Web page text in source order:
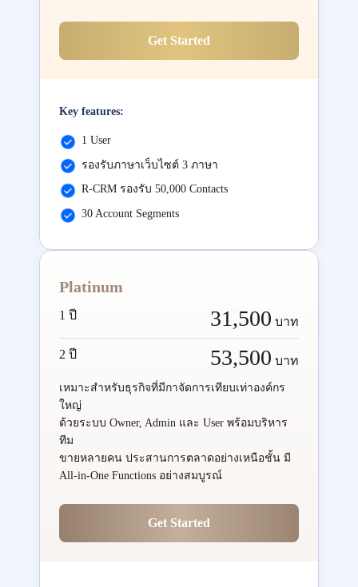
Get Started
Key features:
1 User
รองรับภาษาเว็บไซต์ 3 ภาษา
R-CRM รองรับ 50,000 Contacts
30 Account Segments
Platinum
1 ปี 31,500 บาท
2 ปี 53,500 บาท
เหมาะสำหรับธุรกิจที่มีกาจัดการเทียบเท่าองค์กร
ใหญ่
ด้วยระบบ Owner, Admin และ User พร้อมบริหาร
ทีม
ขายหลายคน ประสานการตลาดอย่างเหนือชั้น มี
All-in-One Functions อย่างสมบูรณ์
Get Started